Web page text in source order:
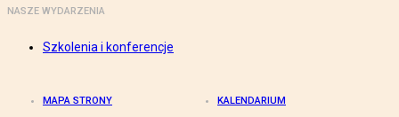
NASZE WYDARZENIA
Szkolenia i konferencje
MAPA STRONY KALENDARIUM